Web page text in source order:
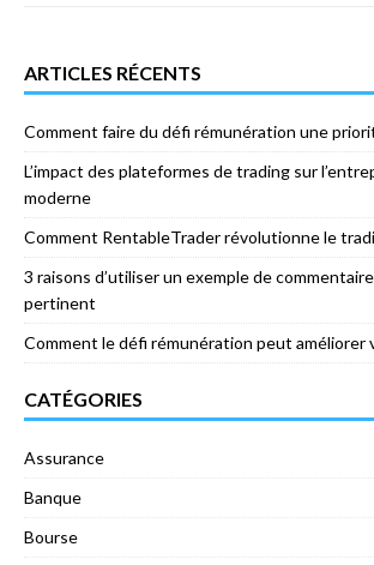
ARTICLES RÉCENTS
Comment faire du défi rémunération une
L’impact des plateformes de trading sur
moderne
Comment RentableTrader révolutionne le
3 raisons d’utiliser un exemple de
pertinent
Comment le défi rémunération peut
CATÉGORIES
Assurance
Banque
Bourse